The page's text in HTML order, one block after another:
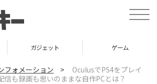
t
o
v
ガジェット ゲーム
フォメーション >
OculusでPS4をプレイ
信も録画も思いのままな自作PCとは？